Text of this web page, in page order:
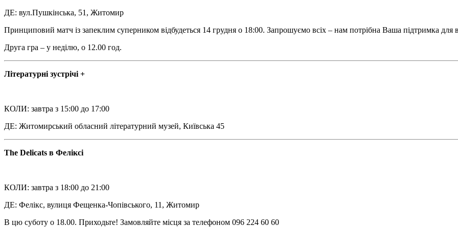
ДЕ: вул.Пушкінська, 51, Житомир
Принциповий матч із запеклим суперником відбудеться 14 грудня о 18:00. Запрошуємо всіх – нам потрібна Ваша підтримка для
Друга гра – у неділю, о 12.00 год.
Літературні зустрічі +
КОЛИ: завтра з 15:00 до 17:00
ДЕ: Житомирський обласний літературний музей, Київська 45
The Delicats в Феліксі
КОЛИ: завтра з 18:00 до 21:00
ДЕ: Фелікс, вулиця Фещенка-Чопівського, 11, Житомир
В цю суботу о 18.00. Приходьте! Замовляйте місця за телефоном 096 224 60 60